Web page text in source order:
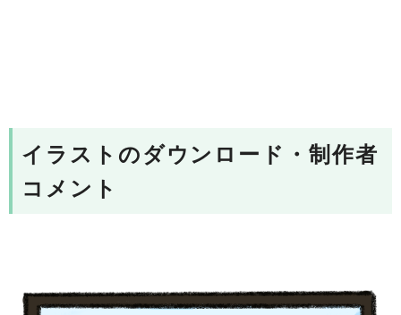
イラストのダウンロード・制作者
コメント